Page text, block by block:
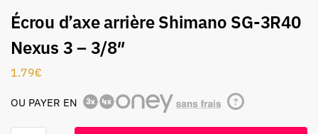
Écrou d’axe arrière Shimano SG-3R40
Nexus 3 – 3/8″
1.79€
OU PAYER EN ?